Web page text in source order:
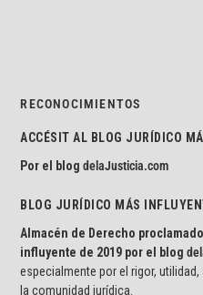
RECONOCIMIENTOS
ACCÉSIT AL BLOG JURÍDICO
Por el blogdelaJusticia.com
BLOG JURÍDICO MÁS
Almacén de Derecho
influyente de 2019 por el blog
especialmente por el rigor,
la comunidad jurídica.